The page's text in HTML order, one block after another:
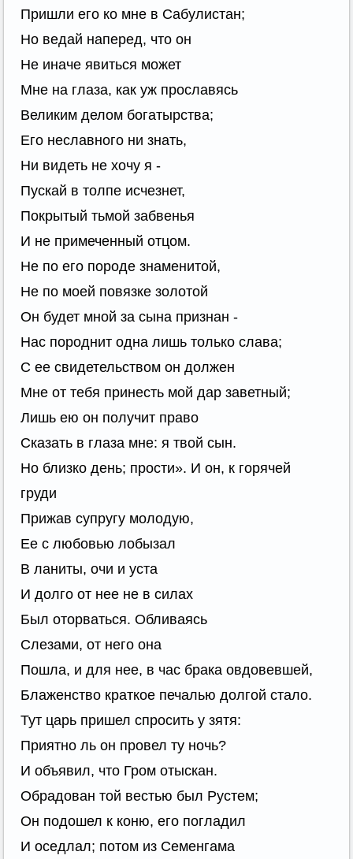
Пришли его ко мне в Сабулистан;
Но ведай наперед, что он
Не иначе явиться может
Мне на глаза, как уж прославясь
Великим делом богатырства;
Его неславного ни знать,
Ни видеть не хочу я -
Пускай в толпе исчезнет,
Покрытый тьмой забвенья
И не примеченный отцом.
Не по его породе знаменитой,
Не по моей повязке золотой
Он будет мной за сына признан -
Нас породнит одна лишь только слава;
С ее свидетельством он должен
Мне от тебя принесть мой дар заветный;
Лишь ею он получит право
Сказать в глаза мне: я твой сын.
Но близко день; прости». И он, к горячей
груди
Прижав супругу молодую,
Ее с любовью лобызал
В ланиты, очи и уста
И долго от нее не в силах
Был оторваться. Обливаясь
Слезами, от него она
Пошла, и для нее, в час брака овдовевшей,
Блаженство краткое печалью долгой стало.
Тут царь пришел спросить у зятя:
Приятно ль он провел ту ночь?
И объявил, что Гром отыскан.
Обрадован той вестью был Рустем;
Он подошел к коню, его погладил
И оседлал; потом из Семенгама